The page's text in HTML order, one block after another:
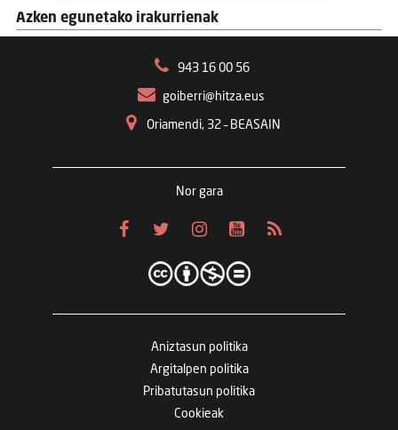
Azken egunetako irakurrienak
943 16 00 56
goiberri@hitza.eus
Oriamendi, 32 – BEASAIN
Nor gara
Aniztasun politika
Argitalpen politika
Pribatutasun politika
Cookieak